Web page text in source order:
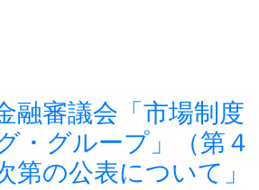
融審議会「市場制度
・グループ」（第４
第の公表について」